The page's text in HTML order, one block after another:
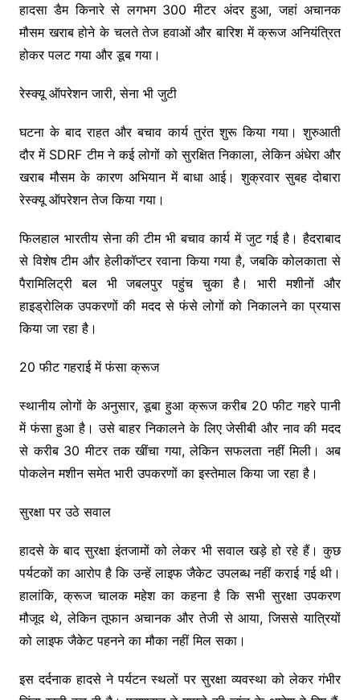
हादसा डैम किनारे से लगभग 300 मीटर अंदर हुआ, जहां अचानक
मौसम खराब होने के चलते तेज हवाओं और बारिश में क्रूज अनियंत्रित
होकर पलट गया और डूब गया।
रेस्क्यू ऑपरेशन जारी, सेना भी जुटी
घटना के बाद राहत और बचाव कार्य तुरंत शुरू किया गया। शुरुआती
दौर में SDRF टीम ने कई लोगों को सुरक्षित निकाला, लेकिन अंधेरा और
खराब मौसम के कारण अभियान में बाधा आई। शुक्रवार सुबह दोबारा
रेस्क्यू ऑपरेशन तेज किया गया।
फिलहाल भारतीय सेना की टीम भी बचाव कार्य में जुट गई है। हैदराबाद
से विशेष टीम और हेलीकॉप्टर रवाना किया गया है, जबकि कोलकाता से
पैरामिलिट्री बल भी जबलपुर पहुंच चुका है। भारी मशीनों और
हाइड्रोलिक उपकरणों की मदद से फंसे लोगों को निकालने का प्रयास
किया जा रहा है।
20 फीट गहराई में फंसा क्रूज
स्थानीय लोगों के अनुसार, डूबा हुआ क्रूज करीब 20 फीट गहरे पानी
में फंसा हुआ है। उसे बाहर निकालने के लिए जेसीबी और नाव की मदद
से करीब 30 मीटर तक खींचा गया, लेकिन सफलता नहीं मिली। अब
पोकलेन मशीन समेत भारी उपकरणों का इस्तेमाल किया जा रहा है।
सुरक्षा पर उठे सवाल
हादसे के बाद सुरक्षा इंतजामों को लेकर भी सवाल खड़े हो रहे हैं। कुछ
पर्यटकों का आरोप है कि उन्हें लाइफ जैकेट उपलब्ध नहीं कराई गई थी।
हालांकि, क्रूज चालक महेश का कहना है कि सभी सुरक्षा उपकरण
मौजूद थे, लेकिन तूफान अचानक और तेजी से आया, जिससे यात्रियों
को लाइफ जैकेट पहनने का मौका नहीं मिल सका।
इस दर्दनाक हादसे ने पर्यटन स्थलों पर सुरक्षा व्यवस्था को लेकर गंभीर